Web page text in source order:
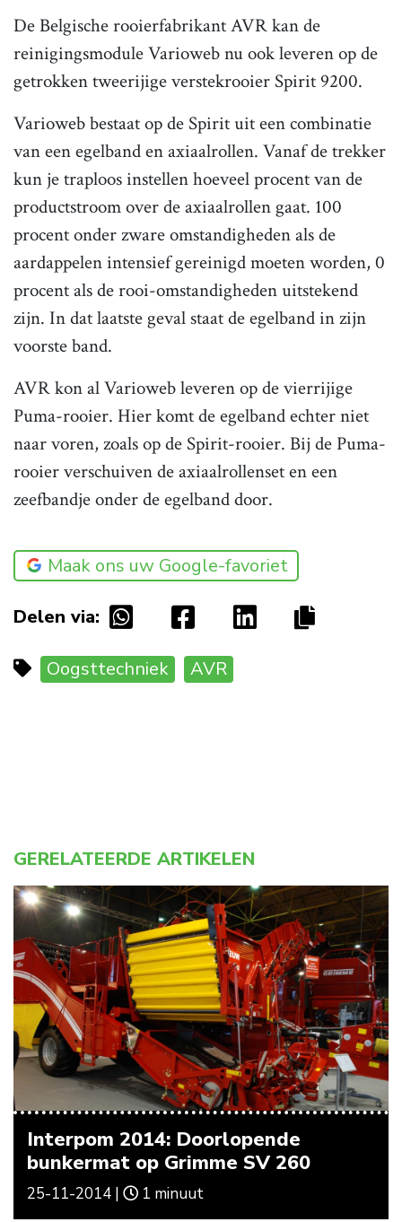
De Belgische rooierfabrikant AVR kan de
reinigingsmodule Varioweb nu ook leveren op de
getrokken tweerijige verstekrooier Spirit 9200.
Varioweb bestaat op de Spirit uit een combinatie
van een egelband en axiaalrollen. Vanaf de trekker
kun je traploos instellen hoeveel procent van de
productstroom over de axiaalrollen gaat. 100
procent onder zware omstandigheden als de
aardappelen intensief gereinigd moeten worden, 0
procent als de rooi-omstandigheden uitstekend
zijn. In dat laatste geval staat de egelband in zijn
voorste band.
AVR kon al Varioweb leveren op de vierrijige
Puma-rooier. Hier komt de egelband echter niet
naar voren, zoals op de Spirit-rooier. Bij de Puma-
rooier verschuiven de axiaalrollenset en een
zeefbandje onder de egelband door.
Maak ons uw Google-favoriet
Delen via:
Oogsttechniek AVR
GERELATEERDE ARTIKELEN
Interpom 2014: Doorlopende
bunkermat op Grimme SV 260
25-11-2014 | 1 minuut